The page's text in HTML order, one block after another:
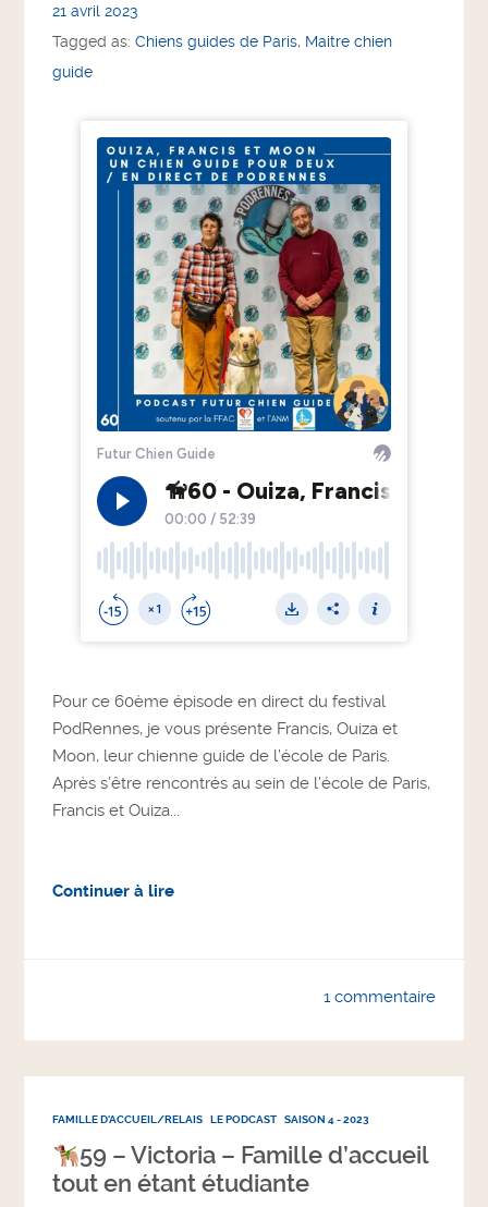
21 avril 2023
Tagged as:Chiens guides de Paris, Maitre chien
guide
Pour ce 60ème épisode en direct du festival
PodRennes, je vous présente Francis, Ouiza et
Moon, leur chienne guide de l’école de Paris.
Après s’être rencontrés au sein de l’école de Paris,
Francis et Ouiza...
Continuer à lire
1 commentaire
FAMILLE D'ACCUEIL/RELAIS LE PODCAST SAISON 4 - 2023
59 – Victoria – Famille d’accueil
tout en étant étudiante